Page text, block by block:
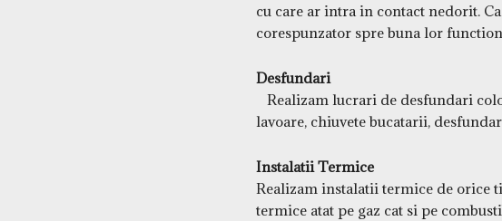
cu care ar intra in contact nedorit.
corespunzator spre buna lor
Desfundari
Realizam lucrari de desfundari
lavoare, chiuvete bucatarii,
Instalatii Termice
Realizam instalatii termice de orice
termice atat pe gaz cat si pe